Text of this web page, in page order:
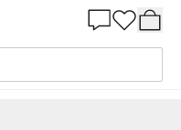
efter NCS 3060-G90Y